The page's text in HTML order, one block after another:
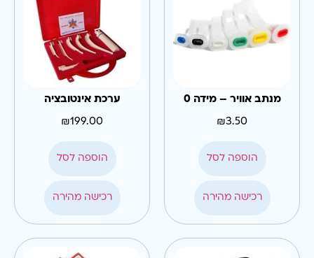
מנתב אוויר – מידה 0
₪3.50
הוספה לסל
רכישה מהירה
ערכת אינטובציה
₪199.00
הוספה לסל
רכישה מהירה